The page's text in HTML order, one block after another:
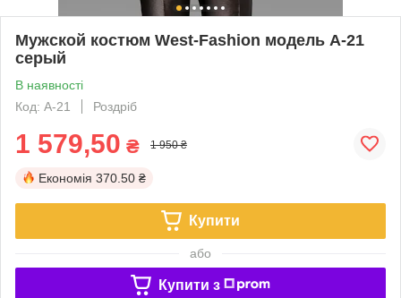
Мужской костюм West-Fashion модель А-21
серый
В наявності
Код: А-21
Роздріб
1 579,50 ₴ 1 950 ₴
Економія 370.50 ₴
Купити
або
Купити з